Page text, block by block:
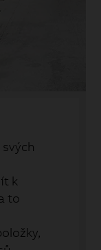
k
to